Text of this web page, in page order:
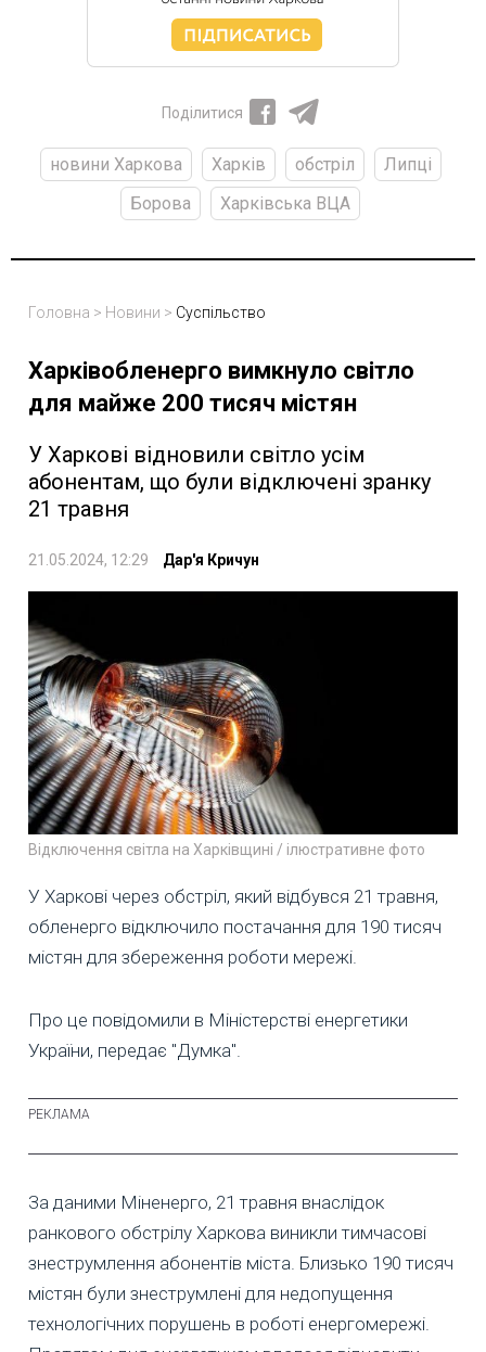
Поділитися
новини Харкова Харків обстріл
Липці
Борова
Харківська ВЦА
Головна > Новини > Суспільство
Харківобленерго вимкнуло світло
для майже 200 тисяч містян
У Харкові відновили світло усім
абонентам, що були відключені зранку
21 травня
21.05.2024, 12:29 Дар'я Кричун
Відключення світла на Харківщині / ілюстративне фото
У Харкові через обстріл, який відбувся 21 травня,
обленерго відключило постачання для 190 тисяч
містян для збереження роботи мережі.
Про це повідомили в Міністерстві енергетики
України, передає "Думка".
За даними Міненерго, 21 травня внаслідок
ранкового обстрілу Харкова виникли тимчасові
знеструмлення абонентів міста. Близько 190 тисяч
містян були знеструмлені для недопущення
технологічних порушень в роботі енергомережі.